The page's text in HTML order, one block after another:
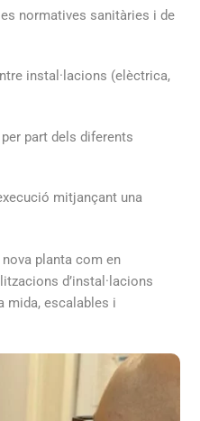
normatives sanitàries i de
instal·lacions (elèctrica,
part dels diferents
mitjançant una
planta com en
d’instal·lacions
mida, escalables i